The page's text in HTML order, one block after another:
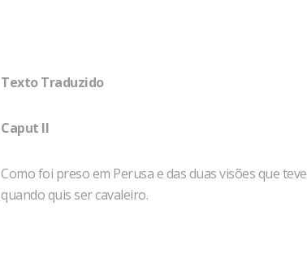
Texto Traduzido
Caput II
Como foi preso em Perusa e das duas visões que teve
quando quis ser cavaleiro.